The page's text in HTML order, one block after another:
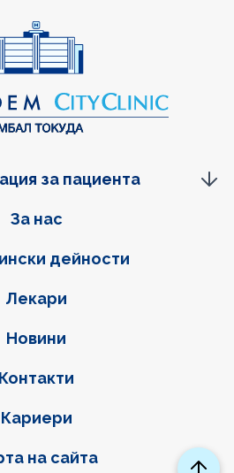
За нас
дейности
Лекари
Новини
Контакти
Кариери
на сайта
за пациента